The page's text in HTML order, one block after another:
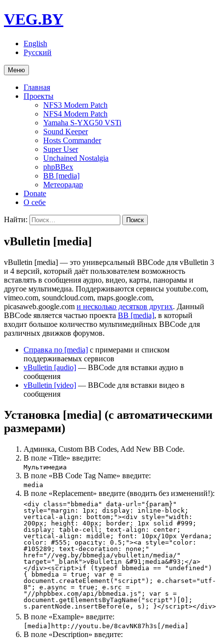
VEG.BY
English
Русский
Меню
Главная
Проекты
NFS3 Modern Patch
NFS4 Modern Patch
Yamaha S-YXG50 VSTi
Sound Keeper
Hosts Commander
Super User
Unchained Nostalgia
phpBBex
BB [media]
Метеорадар
Donate
О себе
Найти:
vBulletin [media]
vBulletin [media] — это универсальный BBCode для vBulletin 3
и 4 версий, который даёт пользователем возможность
вставлять в сообщения аудио, видео, карты, панорамы и
другое мультимедиа. Поддерживаются сервисы youtube.com,
vimeo.com, soundcloud.com, maps.google.com,
picasaweb.google.com и несколько десятков других. Данный
BBCode является частью проекта BB [media], в который
входит большое количество мультимедийных BBCode для
различных движков форумов.
Справка по [media] с примерами и списком
поддерживаемых сервисов
vBulletin [audio] — BBCode для вставки аудио в
сообщения
vBulletin [video] — BBCode для вставки видео в
сообщения
Установка [media] (с автоматическими
размерами)
Админка, Custom BB Codes, Add New BB Code.
В поле «Title» введите:
Мультимедиа
В поле «BB Code Tag Name» введите:
media
В поле «Replacement» введите (вводить без изменений!):
<div class="bbmedia" data-url="{param}"
style="margin: 1px; display: inline-block;
vertical-align: bottom;"><div style="width:
200px; height: 40px; border: 1px solid #999;
display: table-cell; text-align: center;
vertical-align: middle; font: 10px/10px Verdana;
color: #555; opacity: 0.5;"><a style="color:
#105289; text-decoration: none;"
href="//veg.by/bbmedia/vbulletin/media/"
target="_blank">vBulletin &#91;media&#93;</a>
</div><script>if (typeof bbmedia == "undefined")
{ bbmedia = true; var e =
document.createElement("script"); e.charset="utf-
8"; e.async = true; e.src =
"//phpbbex.com/api/bbmedia.js"; var s =
document.getElementsByTagName("script")[0];
s.parentNode.insertBefore(e, s); }</script></div>
В поле «Example» введите:
[media]http://youtu.be/8cavNK87h3s[/media]
В поле «Description» введите: